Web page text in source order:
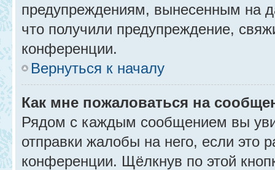
предупреждениям, вынесенным на
что получили предупреждение,
конференции.
Вернуться к началу
Как мне пожаловаться на
Рядом с каждым сообщением вы
отправки жалобы на него, если это
конференции. Щёлкнув по этой